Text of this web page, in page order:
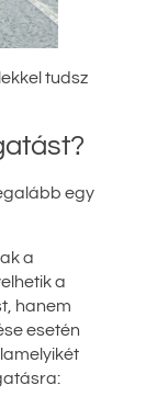
tudsz
egy
a
a
hanem
esetén